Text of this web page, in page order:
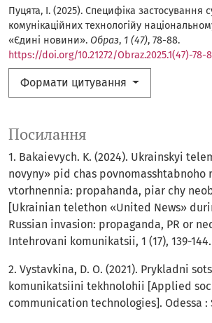
Пуцята, І. (2025). Специфіка застосування
комунікаційних технологійу
«Єдині новини». Образ, 1 (47), 78-88.
https://doi.org/10.21272/Obraz.2025.1(47)-78-
Формати цитування
Посилання
1. Bakaievych. K. (2024). Ukrainskyi
novyny» pid chas povnomasshtabnoho
vtorhnennia: propahanda, piar chy
[Ukrainian telethon «United News»
Russian invasion: propaganda, PR or
Intehrovani komunikatsii, 1 (17), 139-144.
2. Vystavkina, D. O. (2021). Prykladni
komunikatsiini tekhnolohii [Applied
communication technologies]. Odessa :